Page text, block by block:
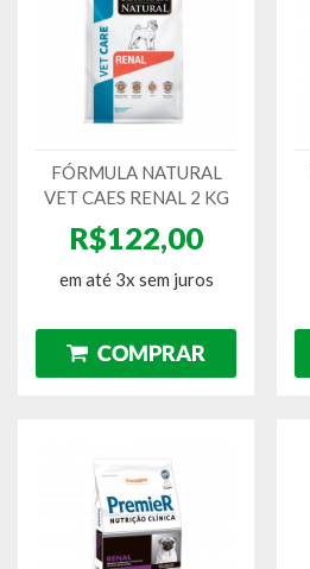
FÓRMULA NATURAL
VET CAES RENAL 2 KG
R$122,00
em até 3x sem juros